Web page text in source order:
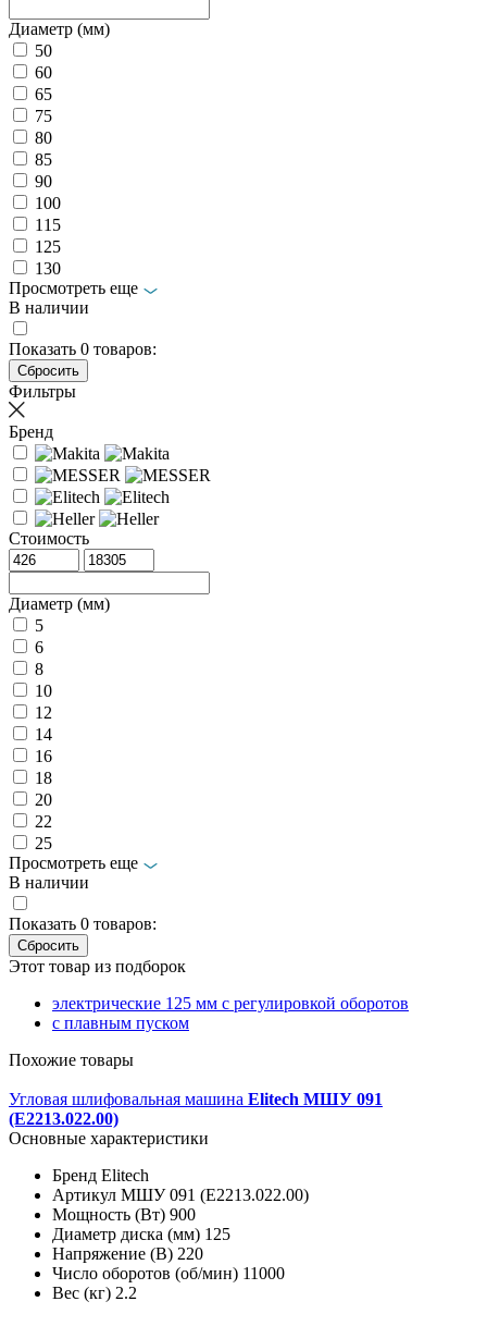
Диаметр (мм)
50
60
65
75
80
85
90
100
115
125
130
Просмотреть еще
В наличии
Показать 0 товаров:
Фильтры
Бренд
Стоимость
Диаметр (мм)
5
6
8
10
12
14
16
18
20
22
25
Просмотреть еще
В наличии
Показать 0 товаров:
Этот товар из подборок
электрические 125 мм с регулировкой оборотов
с плавным пуском
Похожие товары
Угловая шлифовальная машина Elitech МШУ 091
(E2213.022.00)
Основные характеристики
Бренд Elitech
Артикул МШУ 091 (E2213.022.00)
Мощность (Вт) 900
Диаметр диска (мм) 125
Напряжение (В) 220
Число оборотов (об/мин) 11000
Вес (кг) 2.2